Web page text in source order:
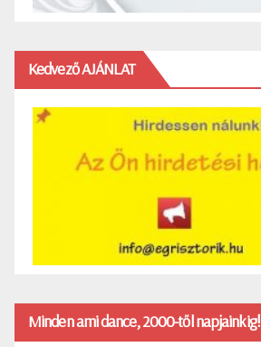
Kedvező AJÁNLAT
Minden ami dance, 2000-től napjainkig!